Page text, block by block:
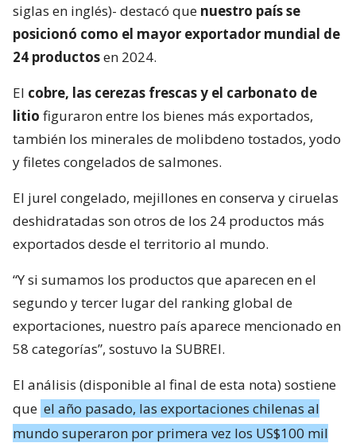
siglas en inglés)- destacó que nuestro país se
posicionó como el mayor exportador mundial de
24 productosen 2024.
El cobre, las cerezas frescas y el carbonato de
litio figuraron entre los bienes más exportados,
también los minerales de molibdeno tostados, yodo
y filetes congelados de salmones.
El jurel congelado, mejillones en conserva y ciruelas
deshidratadas son otros de los 24 productos más
exportados desde el territorio al mundo.
“Y si sumamos los productos que aparecen en el
segundo y tercer lugar del ranking global de
exportaciones, nuestro país aparece mencionado en
58 categorías”, sostuvo la SUBREI.
El análisis (disponible al final de esta nota) sostiene
que el año pasado, las exportaciones chilenas al
mundo superaron por primera vez los US$100 mil